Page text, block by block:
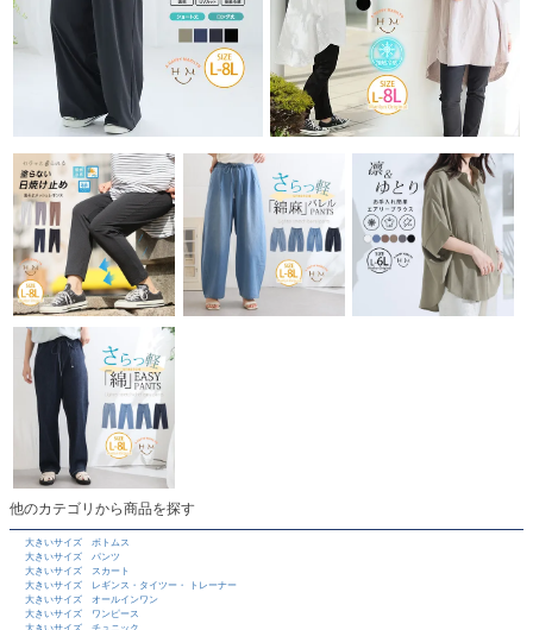
他のカテゴリから商品を探す
大きいサイズ ボトムス
大きいサイズ パンツ
大きいサイズ スカート
大きいサイズ レギンス・タイツー・ トレーナー
大きいサイズ オールインワン
大きいサイズ ワンピース